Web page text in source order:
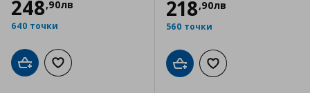
248,90лв
640 точки
Добави в кошницата
Добави към списъка с любими
218,90лв
560 точки
Добави в кошницата
Добави към